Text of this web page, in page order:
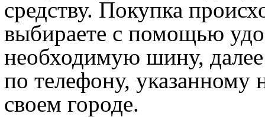
средству. Покупка
выбираете с помощью
необходимую шину,
по телефону, указанному
своем городе.